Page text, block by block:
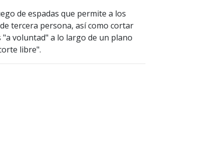
de espadas que permite a los
tercera persona, así como cortar
voluntad" a lo largo de un plano
libre".